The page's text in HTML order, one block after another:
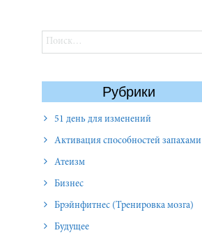
Найти:
Рубрики
51 день для изменений
Активация способностей запахами
Атеизм
Бизнес
Брэйнфитнес (Тренировка мозга)
Будущее